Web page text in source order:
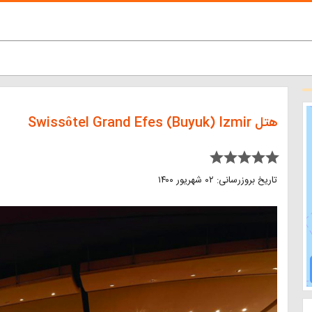
هتل Swissôtel Grand Efes (Buyuk) Izmir
star star star star star
تاریخ بروزرسانی: ۰۲ شهریور ۱۴۰۰